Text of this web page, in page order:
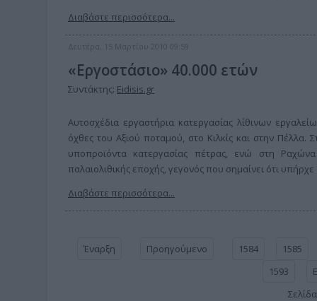
Διαβάστε περισσότερα...
Δευτέρα, 15 Μαρτίου 2010 09:59
«Eργοστάσιο» 40.000 ετών
Συντάκτης: Eidisis.gr
Αυτοσχέδια εργαστήρια κατεργασίας λίθινων
όχθες του Αξιού ποταμού, στο Κιλκίς και στην
υποπροϊόντα κατεργασίας πέτρας, ενώ στη
παλαιολιθικής εποχής, γεγονός που σημαίνει ότι
Διαβάστε περισσότερα...
Έναρξη Προηγούμενο 1584 1585
1593